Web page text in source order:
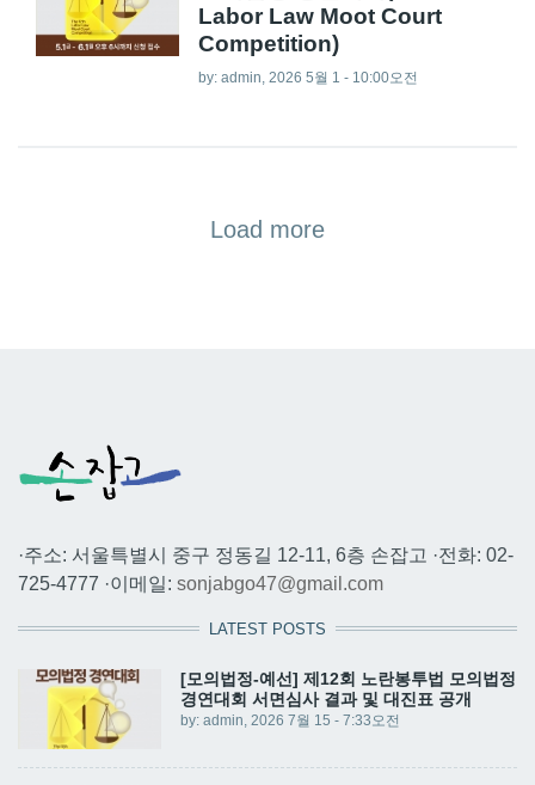
Labor Law Moot Court
Competition)
by: admin, 2026 5월 1 - 10:00오전
Load more
·주소: 서울특별시 중구 정동길 12-11, 6층 손잡고 ·전화: 02-
725-4777 ·이메일: sonjabgo47@gmail.com
LATEST POSTS
[모의법정-예선] 제12회 노란봉투법 모의법정
경연대회 서면심사 결과 및 대진표 공개
by: admin, 2026 7월 15 - 7:33오전